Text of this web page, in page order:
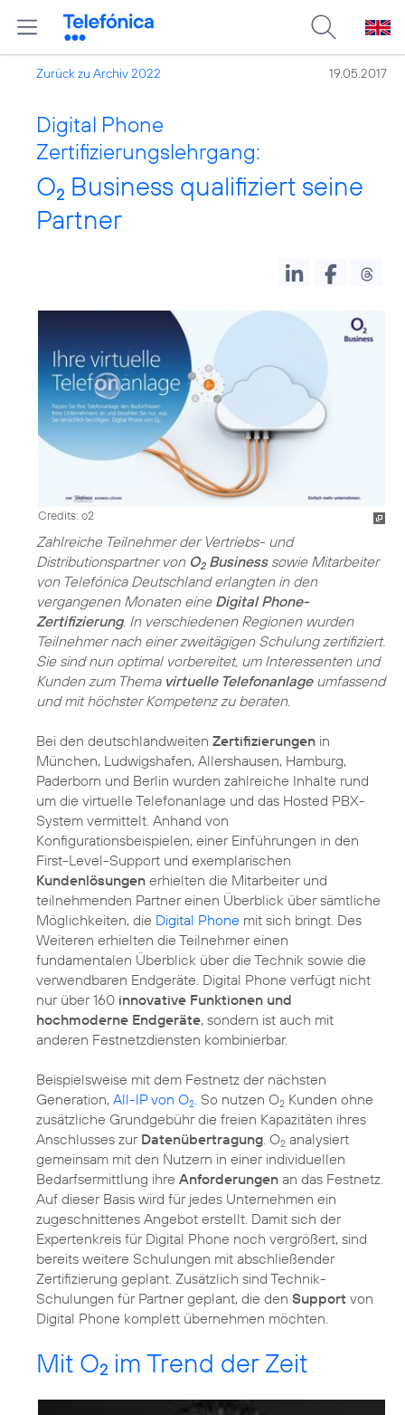
Zurück zu Archiv 2022 19.05.2017
Digital Phone
Zertifizierungslehrgang:
O2 Business qualifiziert seine
Partner
Credits: o2
Zahlreiche Teilnehmer der Vertriebs- und
Distributionspartner von O2Businesssowie Mitarbeiter
von Telefónica Deutschland erlangten in den
vergangenen Monaten eine Digital Phone-
Zertifizierung. In verschiedenen Regionen wurden
Teilnehmer nach einer zweitägigen Schulung zertifiziert.
Sie sind nun optimal vorbereitet, um Interessenten und
Kunden zum Thema virtuelle Telefonanlageumfassend
und mit höchster Kompetenz zu beraten.
Bei den deutschlandweiten Zertifizierungen in
München, Ludwigshafen, Allershausen, Hamburg,
Paderborn und Berlin wurden zahlreiche Inhalte rund
um die virtuelle Telefonanlage und das Hosted PBX-
System vermittelt. Anhand von
Konfigurationsbeispielen, einer Einführungen in den
First-Level-Support und exemplarischen
Kundenlösungen erhielten die Mitarbeiter und
teilnehmenden Partner einen Überblick über sämtliche
Möglichkeiten, die Digital Phone mit sich bringt. Des
Weiteren erhielten die Teilnehmer einen
fundamentalen Überblick über die Technik sowie die
verwendbaren Endgeräte. Digital Phone verfügt nicht
nur über 160 innovative Funktionen und
hochmoderne Endgeräte, sondern ist auch mit
anderen Festnetzdiensten kombinierbar.
Beispielsweise mit dem Festnetz der nächsten
Generation, All-IP von O2 . So nutzen O2 Kunden ohne
zusätzliche Grundgebühr die freien Kapazitäten ihres
Anschlusses zur Datenübertragung . O2 analysiert
gemeinsam mit den Nutzern in einer individuellen
Bedarfsermittlung ihre Anforderungen an das Festnetz.
Auf dieser Basis wird für jedes Unternehmen ein
zugeschnittenes Angebot erstellt. Damit sich der
Expertenkreis für Digital Phone noch vergrößert, sind
bereits weitere Schulungen mit abschließender
Zertifizierung geplant. Zusätzlich sind Technik-
Schulungen für Partner geplant, die den Support von
Digital Phone komplett übernehmen möchten.
Mit O2 im Trend der Zeit